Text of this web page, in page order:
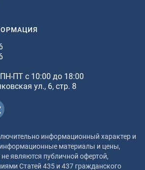
ПТ с 10:00 до 18:00
ул., 6, стр. 8
информационный характер и
материалы и цены,
являются публичной офертой,
Статей 435 и 437 гражданского